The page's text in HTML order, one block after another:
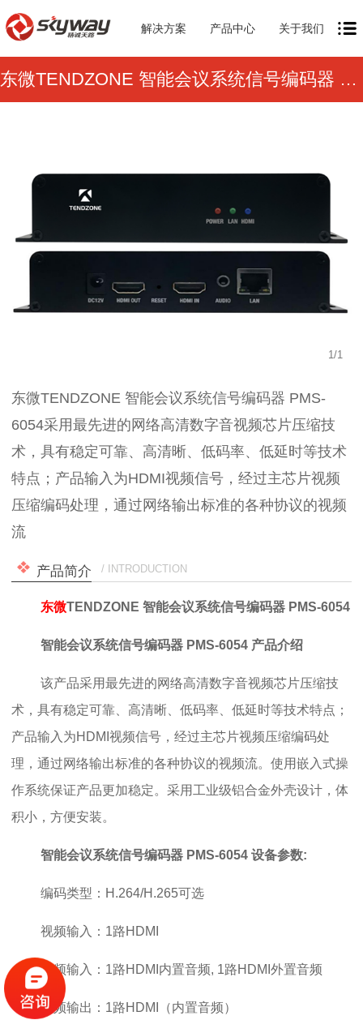
解决方案 产品中心 关于我们
东微TENDZONE 智能会议系统信号编码器 PMS-6054
1/1
东微TENDZONE 智能会议系统信号编码器 PMS-
6054采用最先进的网络高清数字音视频芯片压缩技
术，具有稳定可靠、高清晰、低码率、低延时等技术
特点；产品输入为HDMI视频信号，经过主芯片视频
压缩编码处理，通过网络输出标准的各种协议的视频
流
产品简介 / INTRODUCTION
东微TENDZONE 智能会议系统信号编码器 PMS-6054
智能会议系统信号编码器 PMS-6054 产品介绍
该产品采用最先进的网络高清数字音视频芯片压缩技
术，具有稳定可靠、高清晰、低码率、低延时等技术特点；
产品输入为HDMI视频信号，经过主芯片视频压缩编码处
理，通过网络输出标准的各种协议的视频流。使用嵌入式操
作系统保证产品更加稳定。采用工业级铝合金外壳设计，体
积小，方便安装。
智能会议系统信号编码器 PMS-6054设备参数:
编码类型：H.264/H.265可选
视频输入：1路HDMI
音频输入：1路HDMI内置音频, 1路HDMI外置音频
视频输出：1路HDMI（内置音频）